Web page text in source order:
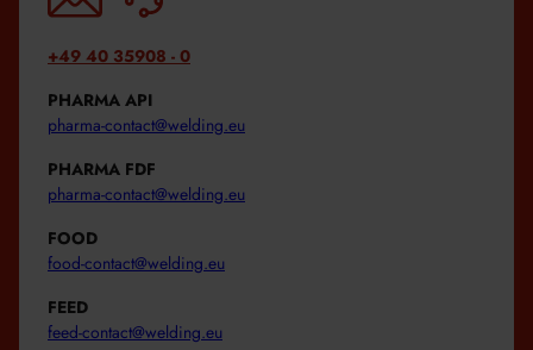
+49 40 35908 - 0
PHARMA API
pharma-contact@welding.eu
PHARMA FDF
pharma-contact@welding.eu
FOOD
food-contact@welding.eu
FEED
feed-contact@welding.eu